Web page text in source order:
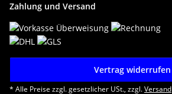
Zahlung und Versand
Vertrag widerrufen
* Alle Preise zzgl. gesetzlicher USt., zzgl.Versand